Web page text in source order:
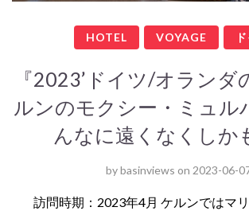
HOTEL VOYAGE
『2023’ドイツ/オランダ
ルンのモクシー・ミュル
んなに遠くなくしか
bybasinviews on 2023-06-
訪問時期：2023年4月 ケルンではマ